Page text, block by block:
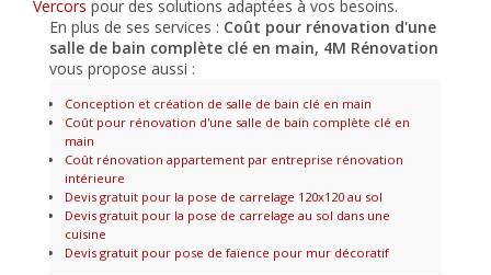
Vercors pour des solutions adaptées à vos besoins.
En plus de ses services : Coût pour rénovation d'une
salle de bain complète clé en main, 4M Rénovation
vous propose aussi :
Conception et création de salle de bain clé en main
Coût pour rénovation d'une salle de bain complète clé en
main
Coût rénovation appartement par entreprise rénovation
intérieure
Devis gratuit pour la pose de carrelage 120x120 au sol
Devis gratuit pour la pose de carrelage au sol dans une
cuisine
Devis gratuit pour pose de faïence pour mur décoratif